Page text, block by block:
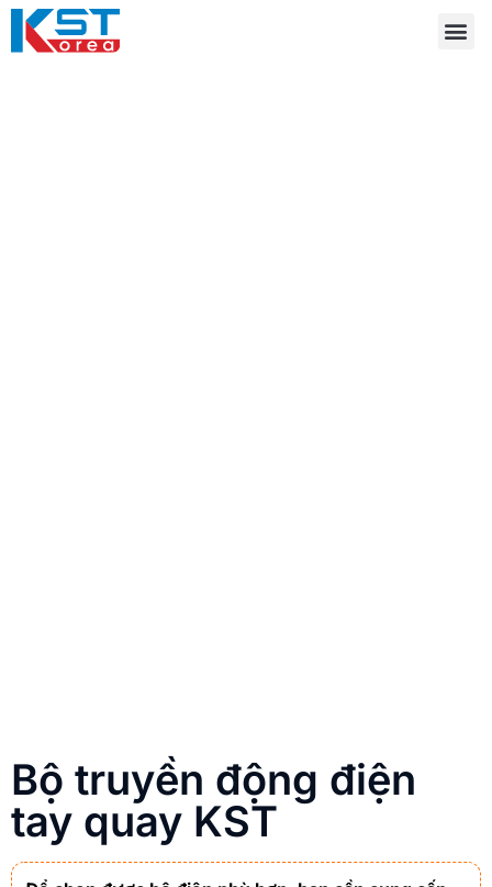
Bộ truyền động điện
tay quay KST